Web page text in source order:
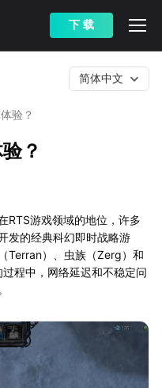
下 载
验？
简体中文
？
RTS游戏领域的地位，许多
发的经典科幻即时战略游
Terran）、虫族（Zerg）和
程中，网络延迟和不稳定问